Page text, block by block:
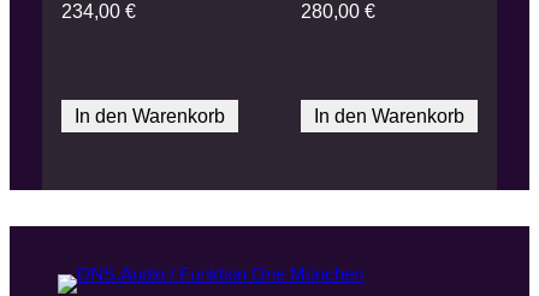
234,00 €
In den Warenkorb
280,00 €
In den Warenkorb